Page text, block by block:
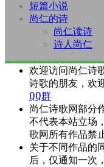
短篇小说
尚仁的诗
尚仁读诗
诗人尚仁
欢迎访问尚仁诗
诗歌的朋友，欢
QQ群
尚仁诗歌网部分
不代表本站立场
歌网所有作品禁
关于不同作品的
后，仅通知一次